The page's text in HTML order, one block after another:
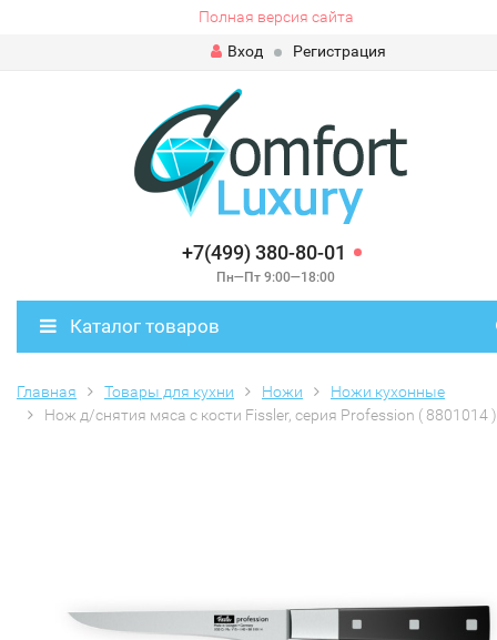
Полная версия сайта
Вход
Регистрация
+7(499) 380-80-01
Пн—Пт 9:00—18:00
Каталог товаров
Главная Товары для кухни Ножи
Ножи кухонные
Нож д/снятия мяса с кости Fissler, серия Profession ( 8801014 )